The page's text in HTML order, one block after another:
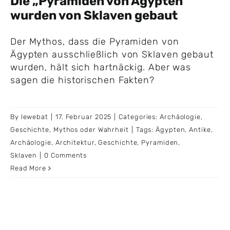
wurden von Sklaven gebaut
Der Mythos, dass die Pyramiden von
Ägypten ausschließlich von Sklaven gebaut
wurden, hält sich hartnäckig. Aber was
sagen die historischen Fakten?
By lewebat 17. Februar 2025 Categories:Archäologie,
Geschichte, Mythos oder Wahrheit Tags:Ägypten,Antike,
Archäologie, Architektur,Geschichte, Pyramiden ,
Sklaven
0 Comments
Read More